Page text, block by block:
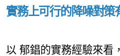
實務上可行的降噪對策
以 郁錩的實務經驗來看